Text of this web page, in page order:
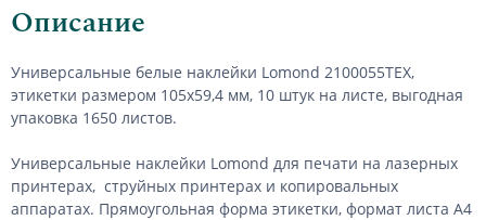
Описание
Универсальные белые наклейки Lomond 2100055ТЕХ,
этикетки размером 105х59,4 мм, 10 штук на листе, выгодная
упаковка 1650 листов.
Универсальные наклейки Lomond для печати на лазерных
принтерах, струйных принтерах и копировальных
аппаратах. Прямоугольная форма этикетки, формат листа А4